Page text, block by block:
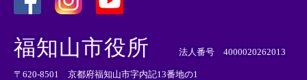
外
部
リ
ン
外
リ
ン
外
部
ン
福知山市役所 法人番号 4000020262013
〒620-8501 京都府福知山市字内記13番地の1